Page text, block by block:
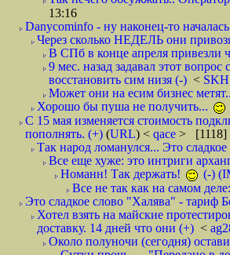
13:16
Danycominfo - ну наконец-то
Через сколько НЕДЕЛЬ они
В СПб в конце апреля привезли
9 мес. назад задавал этот
восстановить сим низя (-) < SKH
Может они на есим бизнес
Хорошо бы пуша не получить...
С 15 мая изменяется стоимость
пополнять. (+) (URL) < qace > [1118]
Так народ ломанулся... Это сладкое
Все еще хуже: это интриги
Номанн! Так держать!
(-)
Все не так как на самом
Это сладкое слово "Халява" -
Хотел взять на майские
доставку. 14 дней что они (+) <
Около полуночи (сегодня)